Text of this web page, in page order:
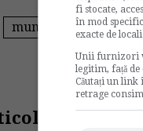
munca suplimentara
fi stocate,
în mod
exacte de
Unii furnizori
legitim, față
Căutați un link
retrage